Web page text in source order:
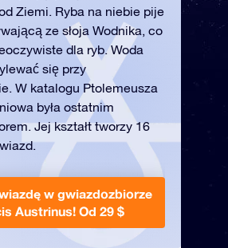
Ziemi. Ryba na niebie pije
ze słoja Wodnika, co
dla ryb. Woda
się przy
W katalogu Ptolemeusza
była ostatnim
Jej kształt tworzy 16
w gwiazdozbiorze
Austrinus! Od 29 $